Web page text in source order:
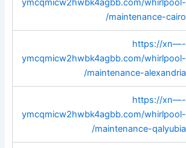
ymcqmicw2hwbk4agbb.com/whirlpool-
maintenance-cairo/
https://xn—-
ymcqmicw2hwbk4agbb.com/whirlpool-
maintenance-alexandria/
https://xn—-
ymcqmicw2hwbk4agbb.com/whirlpool-
maintenance-qalyubia/